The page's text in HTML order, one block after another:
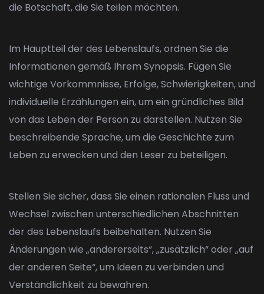
die Botschaft, die Sie teilen möchten.
Im Hauptteil der des Lebenslaufs, ordnen Sie die
Informationen gemäß Ihrem Synopsis. Fügen Sie
wichtige Vorkommnisse, Erfolge, Schwierigkeiten, und
individuelle Erzählungen ein, um ein gründliches Bild
von das Leben der Person zu darstellen. Nutzen Sie
beschreibende Sprache, um die Geschichte zum
Leben zu erwecken und den Leser zu beteiligen.
Stellen Sie sicher, dass Sie einen rationalen Fluss und
Wechsel zwischen unterschiedlichen Abschnitten
der des Lebenslaufs beibehalten. Nutzen Sie
Änderungen wie „andererseits“, „zusätzlich“ oder „auf
der anderen Seite“, um Ideen zu verbinden und
Verständlichkeit zu bewahren.